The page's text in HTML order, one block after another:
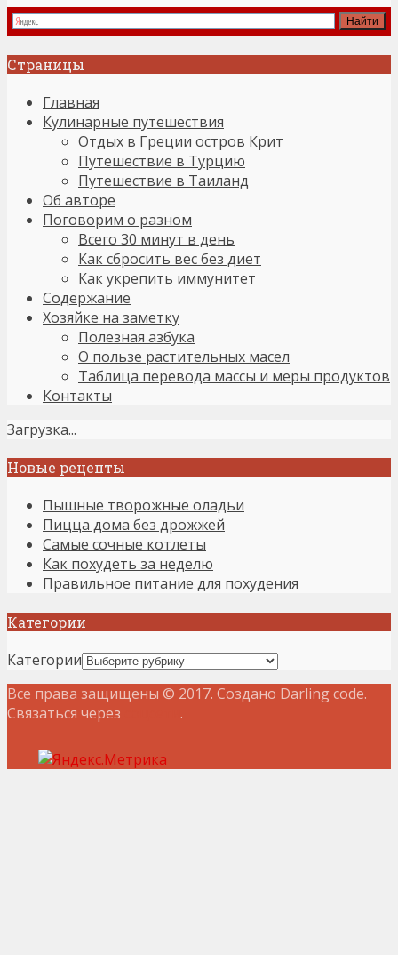
Страницы
Главная
Кулинарные путешествия
Отдых в Греции остров Крит
Путешествие в Турцию
Путешествие в Таиланд
Об авторе
Поговорим о разном
Всего 30 минут в день
Как сбросить вес без диет
Как укрепить иммунитет
Содержание
Хозяйке на заметку
Полезная азбука
О пользе растительных масел
Таблица перевода массы и меры продуктов
Контакты
Загрузка...
Новые рецепты
Пышные творожные оладьи
Пицца дома без дрожжей
Самые сочные котлеты
Как похудеть за неделю
Правильное питание для похудения
Категории
Категории
Все права защищены © 2017. Создано Darling code.
Связаться через
.